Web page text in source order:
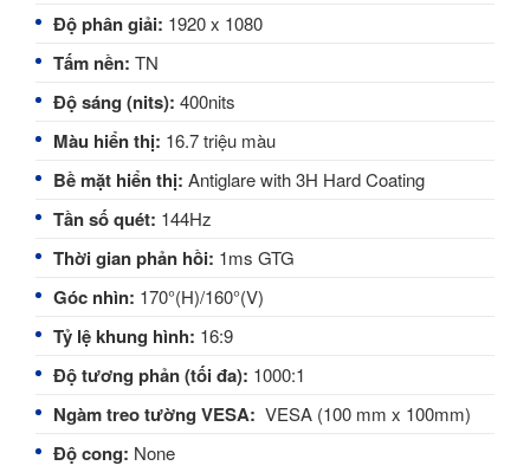
Độ phân giải: 1920 x 1080
Tấm nền: TN
Độ sáng (nits): 400nits
Màu hiển thị: 16.7 triệu màu
Bề mặt hiển thị: Antiglare with 3H Hard Coating
Tần số quét: 144Hz
Thời gian phản hồi: 1ms GTG
Góc nhìn: 170°(H)/160°(V)
Tỷ lệ khung hình: 16:9
Độ tương phản (tối đa): 1000:1
Ngàm treo tường VESA: VESA (100 mm x 100mm)
Độ cong: None